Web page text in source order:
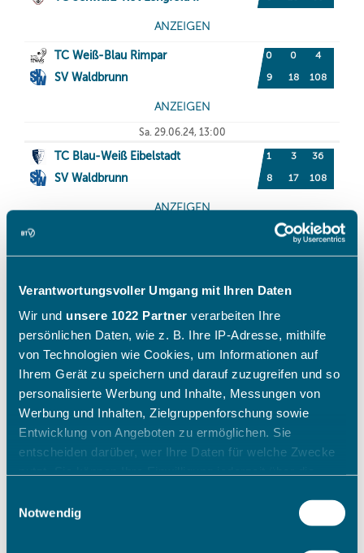
Verantwortungsvoller Umgang mit Ihren Daten
Wir und unsere 1022 Partner verarbeiten Ihre
persönlichen Daten, wie z. B. Ihre IP-Adresse, mithilfe
von Technologien wie Cookies, um Informationen auf
Ihrem Gerät zu speichern und darauf zuzugreifen und so
personalisierte Werbung und Inhalte, Messungen von
Werbung und Inhalten, Zielgruppenforschung sowie
Entwicklung von Angeboten zu ermöglichen. Sie
entscheiden darüber, wer Ihre Daten für welche Zwecke
Trigger Symbol ändern oder widerrufen
Notwendig